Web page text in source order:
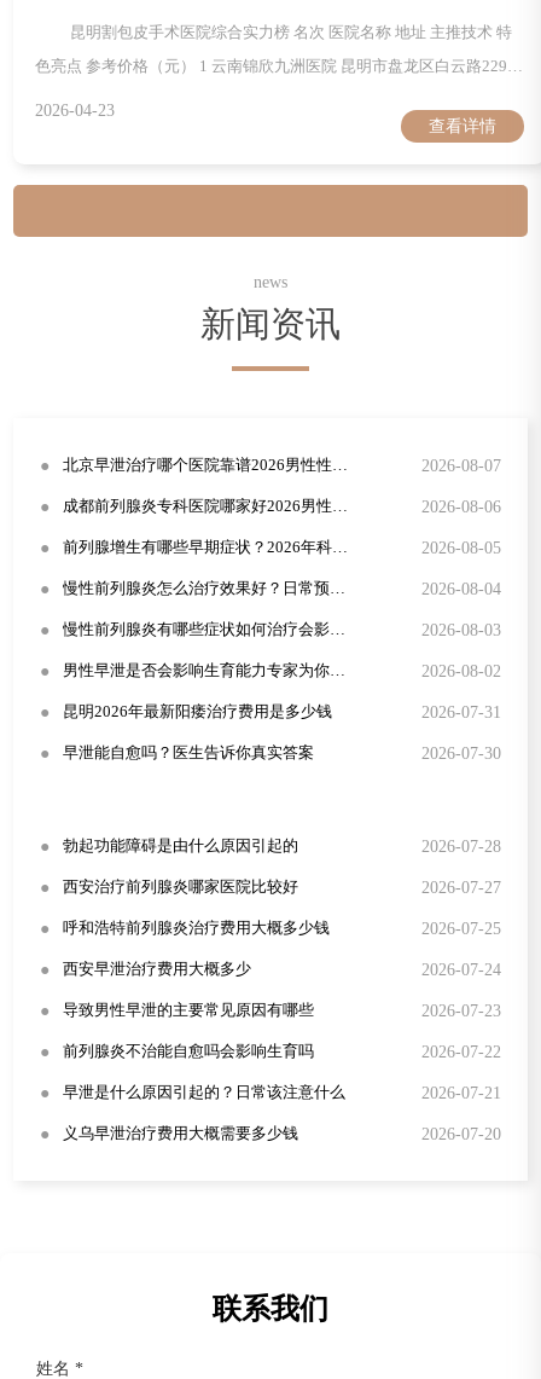
昆明割包皮手术医院综合实力榜 名次 医院名称 地址 主推技术 特
色亮点 参考价格（元） 1 云南锦欣九洲医院 昆明市盘龙区白云路229号
3D微创吻合+等离子止血 七层无菌净化手术室、术后72小时免费动态复
查 980-2280 2 昆明医科大学第一附属医院（呈贡院区） 昆明市呈贡区
2026-04-23
查看详情
news
新闻资讯
● 北京早泄治疗哪个医院靠谱2026男性性功能障碍康复指南 2026-08-07
● 成都前列腺炎专科医院哪家好2026男性尿频尿急规范治疗方案 2026-08-06
● 前列腺增生有哪些早期症状？2026年科学治疗方法详解 2026-08-05
● 慢性前列腺炎怎么治疗效果好？日常预防与症状识别全攻略 2026-08-04
● 慢性前列腺炎有哪些症状如何治疗会影响性生活吗 2026-08-03
● 男性早泄是否会影响生育能力专家为你解答 2026-08-02
● 昆明2026年最新阳痿治疗费用是多少钱 2026-07-31
● 早泄能自愈吗？医生告诉你真实答案 2026-07-30
● 勃起功能障碍是由什么原因引起的 2026-07-28
● 西安治疗前列腺炎哪家医院比较好 2026-07-27
● 呼和浩特前列腺炎治疗费用大概多少钱 2026-07-25
● 西安早泄治疗费用大概多少 2026-07-24
● 导致男性早泄的主要常见原因有哪些 2026-07-23
● 前列腺炎不治能自愈吗会影响生育吗 2026-07-22
● 早泄是什么原因引起的？日常该注意什么 2026-07-21
● 义乌早泄治疗费用大概需要多少钱 2026-07-20
联系我们
姓名 *